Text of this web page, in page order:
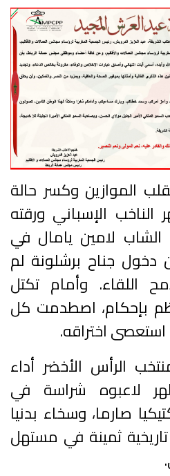
الموازين وكسر حالة
الناخب الإسباني ورقته
الشاب لامين يامال في
دخول جناح برشلونة لم
اللقاء. وأمام تكتل
بإحكام، اصطدمت كل
اختراقه.
الرأس الأخضر أداء
لاعبوه شراسة في
صارما، وسخاء بدنيا
تاريخية ثمينة في مستهل